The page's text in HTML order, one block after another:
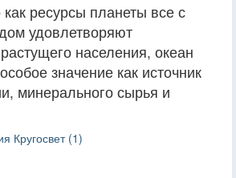
ресурсы планеты все с
удовлетворяют
населения, океан
значение как источник
минерального сырья и
Кругосвет (1)